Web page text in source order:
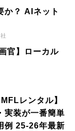
か？ AIネット
官】ローカル
レンタル】
実装が一番簡単
例 25-26年最新